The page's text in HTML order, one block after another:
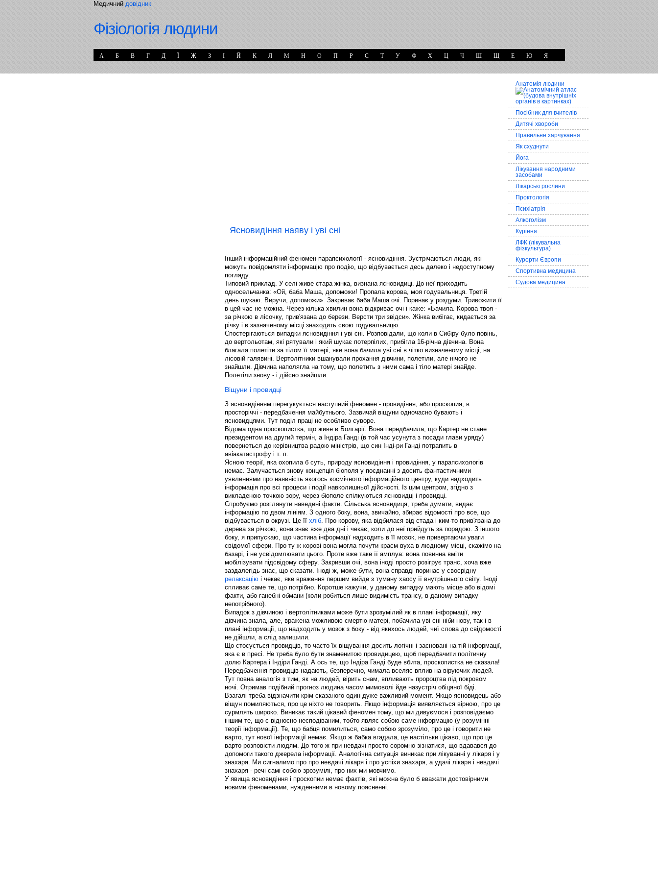
Медичнийдовідник
Фізіологія людини
А Б В Г Д Ї Ж З І Й К Л М Н О П Р С Т У Ф Х Ц Ч Ш Щ Е Ю Я
Ясновидіння наяву і уві сні
Інший інформаційний феномен парапсихології - ясновидіння. Зустрічаються люди, які
можуть повідомляти інформацію про подію, що відбувається десь далеко і недоступному
погляду.
Типовий приклад. У селі живе стара жінка, визнана ясновидиці. До неї приходить
односельчанка: «Ой, баба Маша, допоможи! Пропала корова, моя годувальниця. Третій
день шукаю. Виручи, допоможи». Закриває баба Маша очі. Поринає у роздуми. Тривожити її
в цей час не можна. Через кілька хвилин вона відкриває очі і каже: «Бачила. Корова твоя -
за річкою в лісочку, прив'язана до берези. Версти три звідси». Жінка вибігає, кидається за
річку і в зазначеному місці знаходить свою годувальницю.
Спостерігаються випадки ясновидіння і уві сні. Розповідали, що коли в Сибіру було повінь,
до вертольотам, які рятували і який шукає потерпілих, прибігла 16-річна дівчина. Вона
благала полетіти за тілом її матері, яке вона бачила уві сні в чітко визначеному місці, на
лісовій галявині. Вертолітники вшанували прохання дівчини, полетіли, але нічого не
знайшли. Дівчина наполягла на тому, що полетить з ними сама і тіло матері знайде.
Полетіли знову - і дійсно знайшли.
Віщуни і провидці
З ясновидінням перегукується наступний феномен - провидіння, або проскопия, в
просторіччі - передбачення майбутнього. Зазвичай віщуни одночасно бувають і
ясновидцями. Тут поділ праці не особливо суворе.
Відома одна проскопистка, що живе в Болгарії. Вона передбачила, що Картер не стане
президентом на другий термін, а Індіра Ганді (в той час усунута з посади глави уряду)
повернеться до керівництва радою міністрів, що син Інді-ри Ганді потрапить в
авіакатастрофу і т. п.
Ясною теорії, яка охопила б суть, природу ясновидіння і провидіння, у парапсихологів
немає. Залучається знову концепція біополя у поєднанні з досить фантастичними
уявленнями про наявність якогось космічного інформаційного центру, куди надходить
інформація про всі процеси і події навколишньої дійсності. Із цим центром, згідно з
викладеною точкою зору, через біополе спілкуються ясновидці і провидці.
Спробуємо розглянути наведені факти. Сільська ясновидиця, треба думати, видає
інформацію по двом лініям. З одного боку, вона, звичайно, збирає відомості про все, що
відбувається в окрузі. Це її хліб . Про корову, яка відбилася від стада і ким-то прив'язана до
дерева за річкою, вона знає вже два дні і чекає, коли до неї прийдуть за порадою. З іншого
боку, я припускаю, що частина інформації надходить в її мозок, не привертаючи уваги
свідомої сфери. Про ту ж корові вона могла почути краєм вуха в людному місці, скажімо на
базарі, і не усвідомлювати цього. Проте вже таке її амплуа: вона повинна вміти
мобілізувати підсвідому сферу. Закривши очі, вона іноді просто розігрує транс, хоча вже
заздалегідь знає, що сказати. Іноді ж, може бути, вона справді поринає у своєрідну
релаксацію і чекає, яке враження першим вийде з туману хаосу її внутрішнього світу. Іноді
спливає саме те, що потрібно. Коротше кажучи, у даному випадку мають місце або відомі
факти, або ганебні обмани (коли робиться лише видимість трансу, в даному випадку
непотрібного).
Випадок з дівчиною і вертолітниками може бути зрозумілий як в плані інформації, яку
дівчина знала, але, вражена можливою смертю матері, побачила уві сні ніби нову, так і в
плані інформації, що надходить у мозок з боку - від якихось людей, чиї слова до свідомості
не дійшли, а слід залишили.
Що стосується провидців, то часто їх віщування досить логічні і засновані на тій інформації,
яка є в пресі. Не треба було бути знаменитою провидицею, щоб передбачити політичну
долю Картера і Індіри Ганді. А ось те, що Індіра Ганді буде вбита, проскопистка не сказала!
Передбачення провидців надають, безперечно, чимала вселяє вплив на віруючих людей.
Тут повна аналогія з тим, як на людей, вірить снам, впливають пророцтва під покровом
ночі. Отримав подібний прогноз людина часом мимоволі йде назустріч обіцяної біді.
Взагалі треба відзначити крім сказаного один дуже важливий момент. Якщо ясновидець або
віщун помиляються, про це ніхто не говорить. Якщо інформація виявляється вірною, про це
сурмлять широко. Виникає такий цікавий феномен тому, що ми дивуємося і розповідаємо
іншим те, що є відносно несподіваним, тобто являє собою саме інформацію (у розумінні
теорії інформації). Те, що бабця помилиться, само собою зрозуміло, про це і говорити не
варто, тут нової інформації немає. Якщо ж бабка вгадала, це настільки цікаво, що про це
варто розповісти людям. До того ж при невдачі просто соромно зізнатися, що вдавався до
допомоги такого джерела інформації. Аналогічна ситуація виникає при лікуванні у лікаря і у
знахаря. Ми сигналимо про про невдачі лікаря і про успіхи знахаря, а удачі лікаря і невдачі
знахаря - речі самі собою зрозумілі, про них ми мовчимо.
У явища ясновидіння і проскопии немає фактів, які можна було б вважати достовірними
новими феноменами, нужденними в новому поясненні.
Анатомія людини
Посібник для вчителів
Дитячі хвороби
Правильне харчування
Як схуднути
Йога
Лікування народними
засобами
Лікарські рослини
Проктологія
Психіатрія
Алкоголізм
Куріння
ЛФК (лікувальна
фізкультура)
Курорти Європи
Спортивна медицина
Судова медицина